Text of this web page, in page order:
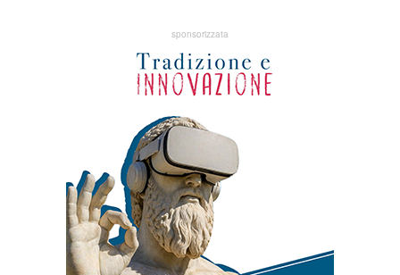
sponsorizzata